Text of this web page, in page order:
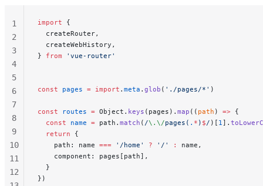
import {
  createRouter,
  createWebHistory,
} from 'vue-router'
const pages = import . meta . glob ( './pages/*' )
const routes = Object. keys (pages). map (( path ) => {
  const
name = path. match ( /\.\/pages( . * ) $/ )[ 1 ].
  return
{
    path: name
=== '/home' ? '/' :
name,
    component: pages[path],
  }
})
1
2
3
4
5
6
7
8
9
10
11
12